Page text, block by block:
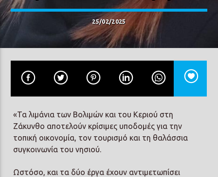
25/02/2025
«Τα λιμάνια των Βολιμών και του Κεριού στη
Ζάκυνθο αποτελούν κρίσιμες υποδομές για την
τοπική οικονομία, τον τουρισμό και τη θαλάσσια
συγκοινωνία του νησιού.
Ωστόσο, και τα δύο έργα έχουν αντιμετωπίσει